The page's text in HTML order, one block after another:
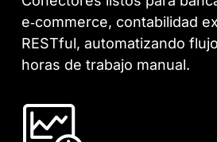
e‑commerce, contabilidad
RESTful, automatizando
horas de trabajo manual.